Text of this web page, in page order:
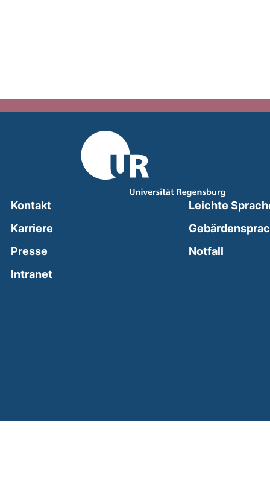
Kontakt
Karriere
Presse
Intranet(external link, opens in a new window)
Leichte
Notfall